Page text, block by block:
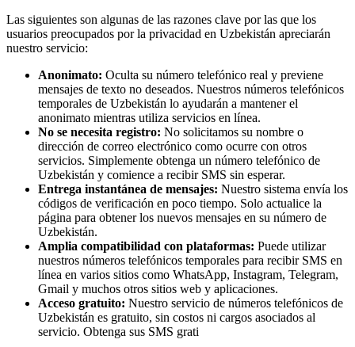
Las siguientes son algunas de las razones clave por las que los
usuarios preocupados por la privacidad en Uzbekistán apreciarán
nuestro servicio:
Anonimato: Oculta su número telefónico real y previene
mensajes de texto no deseados. Nuestros números telefónicos
temporales de Uzbekistán lo ayudarán a mantener el
anonimato mientras utiliza servicios en línea.
No se necesita registro: No solicitamos su nombre o
dirección de correo electrónico como ocurre con otros
servicios. Simplemente obtenga un número telefónico de
Uzbekistán y comience a recibir SMS sin esperar.
Entrega instantánea de mensajes: Nuestro sistema envía los
códigos de verificación en poco tiempo. Solo actualice la
página para obtener los nuevos mensajes en su número de
Uzbekistán.
Amplia compatibilidad con plataformas: Puede utilizar
nuestros números telefónicos temporales para recibir SMS en
línea en varios sitios como WhatsApp, Instagram, Telegram,
Gmail y muchos otros sitios web y aplicaciones.
Acceso gratuito: Nuestro servicio de números telefónicos de
Uzbekistán es gratuito, sin costos ni cargos asociados al
servicio. Obtenga sus SMS grati